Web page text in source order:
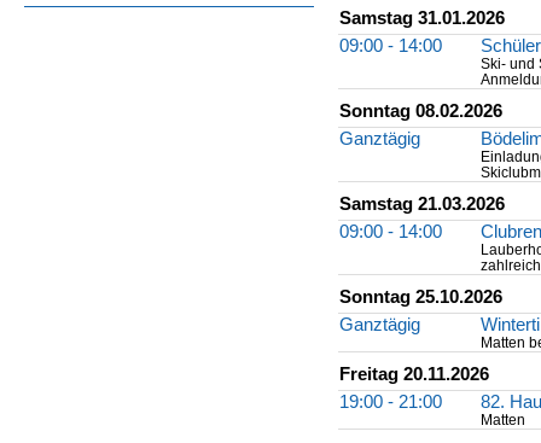
Samstag 31.01.2026
09:00 - 14:00
Ski- und
Sonntag 08.02.2026
Ganztägig
Samstag 21.03.2026
09:00 - 14:00
Sonntag 25.10.2026
Ganztägig
Matten
Freitag 20.11.2026
19:00 - 21:00
82.
Matten